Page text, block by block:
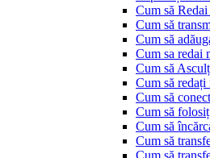
Cum să
Cum să
Cum să
Cum sa redai
Cum să
Cum să
Cum să
Cum să
Cum să
Cum să
Cum să